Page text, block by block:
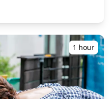
ยในจังหวัดฟุกุอิ (ทัวร์นี้ไม่ได้
อุ่นใจไปกับไกด์ที่เป็นมิตร แม้
ฤษ ・ทัวร์กลุ่มเล็กรับประกัน
ที่รวมอยู่ในทัวร์
วม ・อาหารค่ำ: อาหารอิซากา
เยี่ยมชม 2–3 สถานที่ เช่น
พร้อมกับไกด์ท้องถิ่น ◆สิ่งที่
กโรงแรม ・ทิป ・ค่าเดินทาง
ม่ได้รวมอยู่ในค่าทัวร์ ・ค่าใช้
1 hour